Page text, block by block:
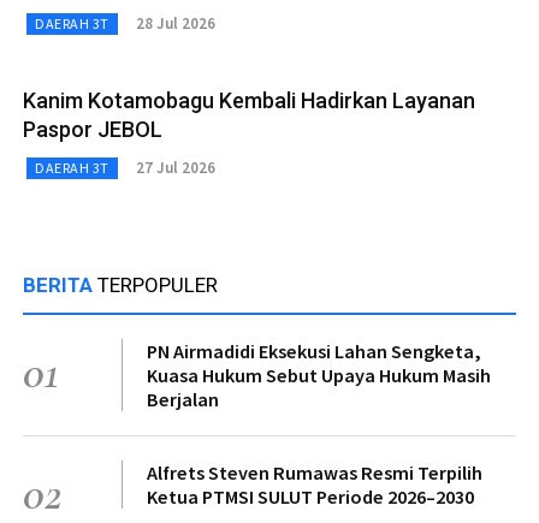
DAERAH 3T 28 Jul 2026
Kanim Kotamobagu Kembali Hadirkan Layanan
Paspor JEBOL
DAERAH 3T 27 Jul 2026
BERITA TERPOPULER
01
PN Airmadidi Eksekusi Lahan Sengketa,
Kuasa Hukum Sebut Upaya Hukum Masih
Berjalan
02
Alfrets Steven Rumawas Resmi Terpilih
Ketua PTMSI SULUT Periode 2026–2030